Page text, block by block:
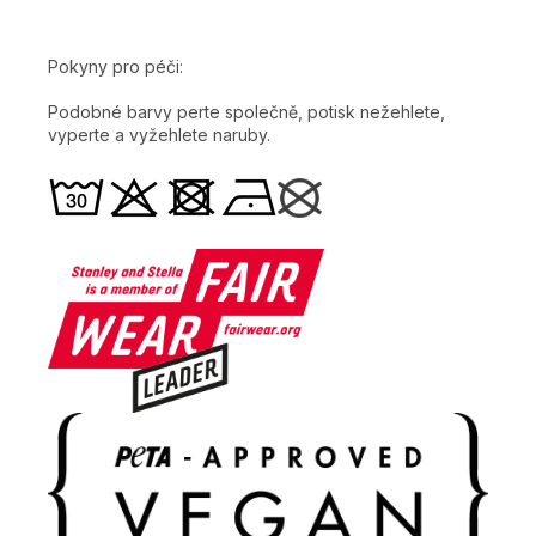
Pokyny pro péči:
Podobné barvy perte společně, potisk nežehlete,
vyperte a vyžehlete naruby.